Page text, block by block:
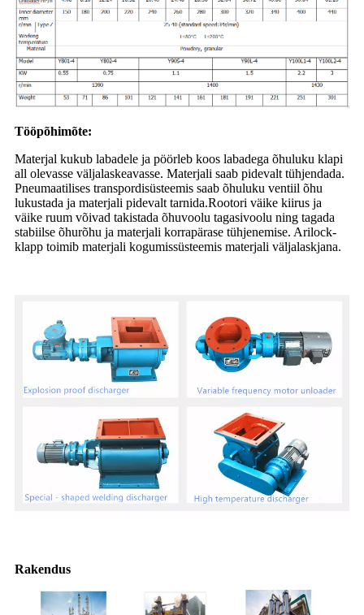
Tööpõhimõte:
Materjal kukub labadele ja pöörleb koos labadega õhuluku klapi
all olevasse väljalaskeavasse. Materjali saab pidevalt tühjendada.
Pneumaatilises transpordisüsteemis saab õhuluku ventiil õhu
lukustada ja materjali pidevalt tarnida.Rootori väike kiirus ja
väike ruum võivad takistada õhuvoolu tagasivoolu ning tagada
stabiilse õhurõhu ja materjali korrapärase tühjenemise. Arilock-
klapp toimib materjali kogumissüsteemis materjali väljalaskjana.
Rakendus